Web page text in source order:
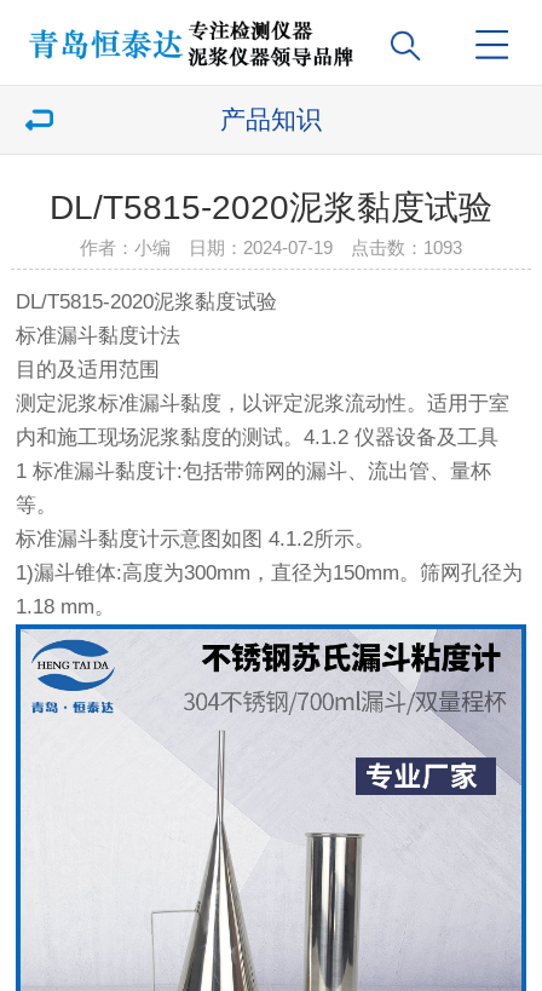
产品知识
DL/T5815-2020泥浆黏度试验
作者：小编 日期：2024-07-19 点击数： 1093
DL/T5815-2020泥浆黏度试验
标准漏斗黏度计法
目的及适用范围
测定泥浆标准漏斗黏度，以评定泥浆流动性。适用于室
内和施工现场泥浆黏度的测试。4.1.2 仪器设备及工具
1 标准漏斗黏度计:包括带筛网的漏斗、流出管、量杯
等。
标准漏斗黏度计示意图如图 4.1.2所示。
1)漏斗锥体:高度为300mm，直径为150mm。筛网孔径为
1.18 mm。